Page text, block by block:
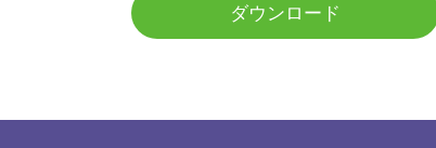
ダウンロード